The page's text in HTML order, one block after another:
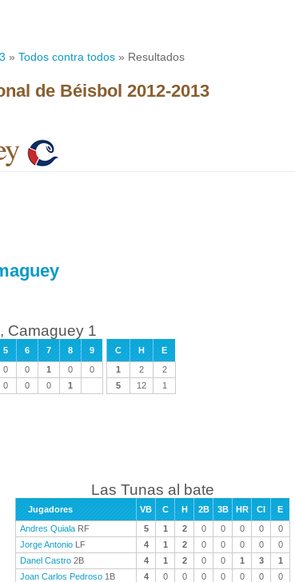
» Todos contra todos » Resultados
de Béisbol 2012-2013
Camaguey 1
5 6 7 8 9 C H
E
0 0 1 0 0 1 2
2
0 0 0 1 5 12 1
Las Tunas al bate
Jugadores VB C H 2B 3B HR CI
E
Andres Quiala RF 5 1 2 0 0 0 0
0
Jorge Antonio LF 4 1 2 0 0 0 0
0
Danel Castro 2B 4 1 2 0 0 1 3
1
Joan Carlos Pedroso 1B 4 0 0 0 0 0 0
0